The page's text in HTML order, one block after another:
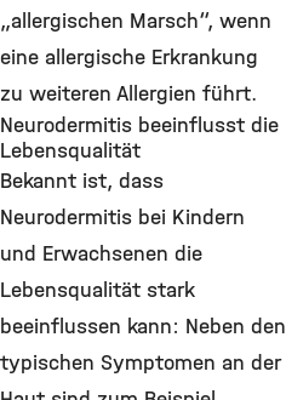
„allergischen Marsch“, wenn
eine allergische Erkrankung
zu weiteren Allergien führt.
Neurodermitis beeinflusst die
Lebensqualität
Bekannt ist, dass
Neurodermitis bei Kindern
und Erwachsenen die
Lebensqualität stark
beeinflussen kann: Neben den
typischen Symptomen an der